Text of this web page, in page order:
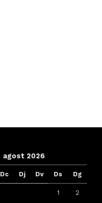
agost 2026
Dc Dj Dv Ds Dg
1 2